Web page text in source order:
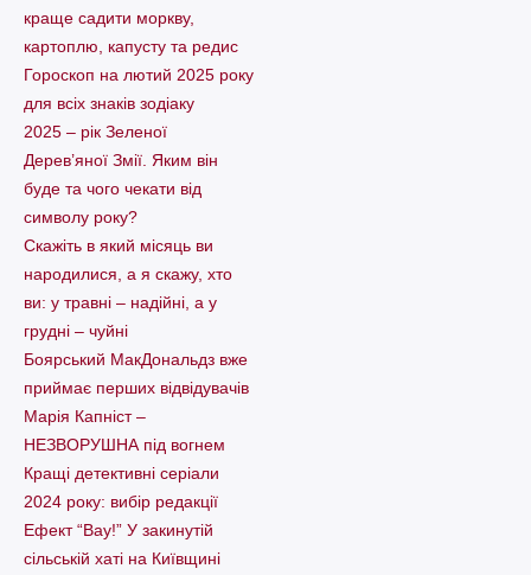
краще садити моркву,
картоплю, капусту та редис
Гороскоп на лютий 2025 року
для всіх знаків зодіаку
2025 – рік Зеленої
Дерев’яної Змії. Яким він
буде та чого чекати від
символу року?
Скажіть в який місяць ви
народилися, а я скажу, хто
ви: у травні – надійні, а у
грудні – чуйні
Боярський МакДональдз вже
приймає перших відвідувачів
Марія Капніст –
НЕЗВОРУШНА під вогнем
Кращі детективні серіали
2024 року: вибір редакції
Ефект “Вау!” У закинутій
сільській хаті на Київщині